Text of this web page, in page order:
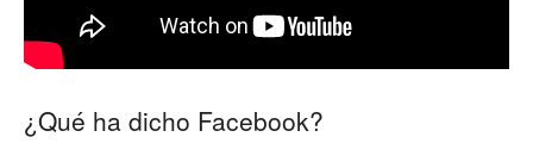
¿Qué ha dicho Facebook?